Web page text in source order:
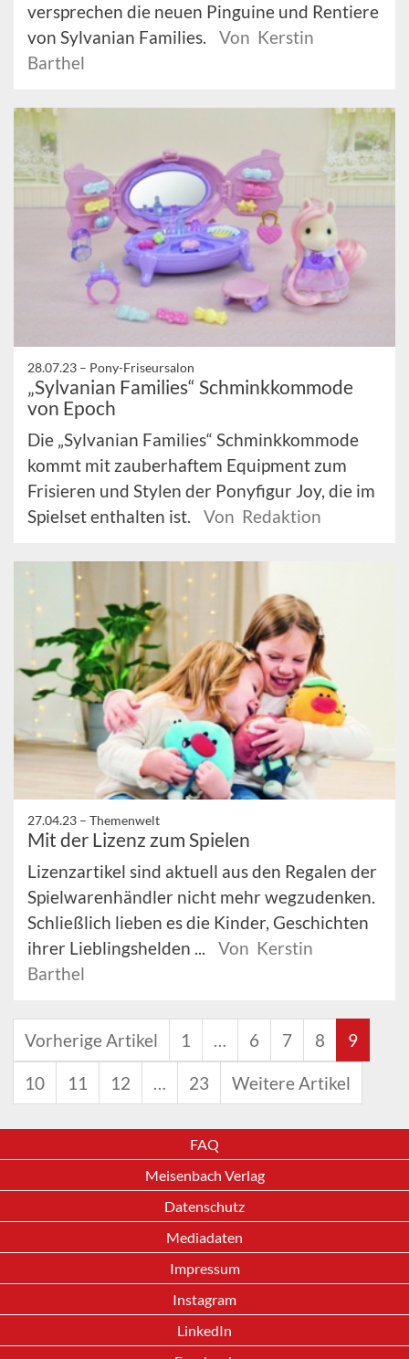
versprechen die neuen Pinguine und Rentiere
von Sylvanian Families.
Von Kerstin
Barthel
28.07.23 – Pony-Friseursalon
„Sylvanian Families“ Schminkkommode
von Epoch
Die „Sylvanian Families“ Schminkkommode
kommt mit zauberhaftem Equipment zum
Frisieren und Stylen der Ponyfigur Joy, die im
Spielset enthalten ist.
Von Redaktion
27.04.23 – Themenwelt
Mit der Lizenz zum Spielen
Lizenzartikel sind aktuell aus den Regalen der
Spielwarenhändler nicht mehr wegzudenken.
Schließlich lieben es die Kinder, Geschichten
ihrer Lieblingshelden ...
Von Kerstin
Barthel
Vorherige Artikel 1 … 6 7 8 9
10 11 12 … 23 Weitere Artikel
FAQ
Meisenbach Verlag
Datenschutz
Mediadaten
Impressum
Instagram
LinkedIn